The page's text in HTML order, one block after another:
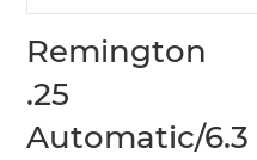
Remington
.25
Automatic/6.3